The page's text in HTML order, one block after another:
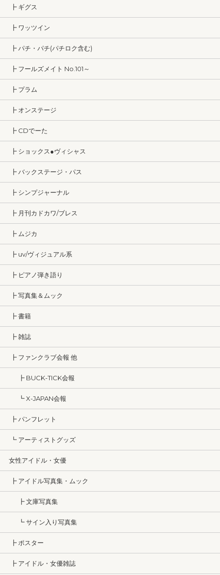
┣ ギグス
┣ ワッツイン
┣ パチ・パチ(パチロク含む)
┣ フールズメイト No.101～
┣ プラム
┣ オンステージ
┣ CDでーた
┣ ショックス●ヴィシャス
┣ バックステージ・パス
┣ シンプジャーナル
┣ 月刊カドカワ/ブレス
┣ ムジカ
┣ uv/ヴィジュアル系
┣ ピアノ弾き語り
┣ 写真集＆ムック
┣ 書籍
┣ 雑誌
┣ ファンクラブ会報 他
┣ BUCK-TICK会報
┗ X-JAPAN会報
┣ パンフレット
┗ アーティストグッズ
女性アイドル・女優
┣ アイドル写真集・ムック
┣ 文庫写真集
┗ サイン入り写真集
┣ ポスター
┣ アイドル・女優雑誌